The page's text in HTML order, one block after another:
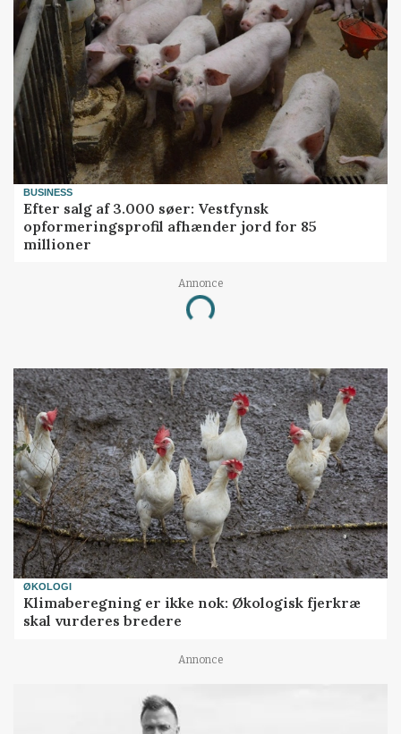
BUSINESS
Efter salg af 3.000 søer: Vestfynsk
opformeringsprofil afhænder jord for 85
millioner
Annonce
Loading...
ØKOLOGI
Klimaberegning er ikke nok: Økologisk fjerkræ
skal vurderes bredere
Annonce